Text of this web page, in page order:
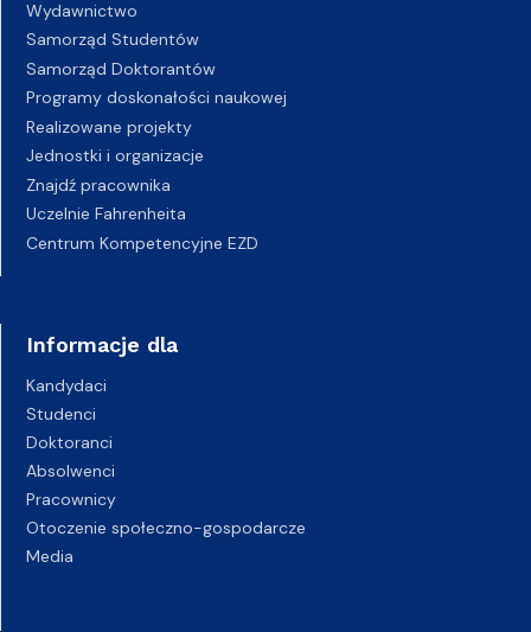
Wydawnictwo
Samorząd Studentów
Samorząd Doktorantów
Programy doskonałości naukowej
Realizowane projekty
Jednostki i organizacje
Znajdź pracownika
Uczelnie Fahrenheita
Centrum Kompetencyjne EZD
Informacje dla
Kandydaci
Studenci
Doktoranci
Absolwenci
Pracownicy
Otoczenie społeczno-gospodarcze
Media